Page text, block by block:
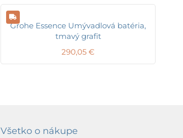
Grohe Essence Umývadlová batéria,
tmavý grafit
290,05 €
Všetko o nákupe